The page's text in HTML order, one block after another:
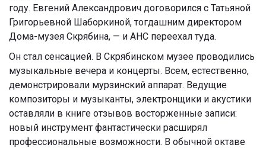
году. Евгений Александрович договорился с Татьяной
Григорьевной Шаборкиной, тогдашним директором
Дома-музея Скрябина, — и АНС переехал туда.
Он стал сенсацией. В Скрябинском музее проводились
музыкальные вечера и концерты. Всем, естественно,
демонстрировали мурзинский аппарат. Ведущие
композиторы и музыканты, электронщики и акустики
оставляли в книге отзывов восторженные записи:
новый инструмент фантастически расширял
профессиональные возможности. В обычной октаве